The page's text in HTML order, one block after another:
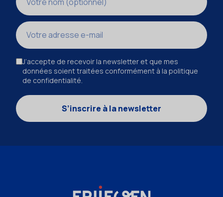
J’accepte de recevoir la newsletter et que mes
données soient traitées conformément à la politique
de confidentialité.
S’inscrire à la newsletter